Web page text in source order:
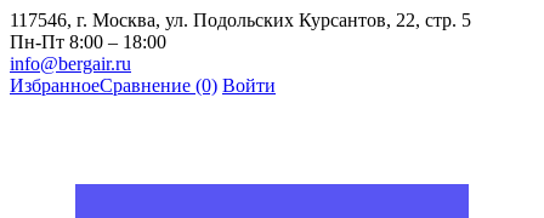
117546, г. Москва, ул. Подольских Курсантов, 22, стр. 5
Пн-Пт 8:00 – 18:00
info@bergair.ru
ИзбранноеСравнение (0) Войти